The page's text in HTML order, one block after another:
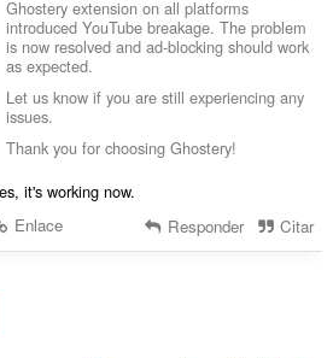
Ghostery extension on all platforms
introduced YouTube breakage. The problem
is now resolved and ad-blocking should work
as expected.
Let us know if you are still experiencing any
issues.
Thank you for choosing Ghostery!
it's working now.
Enlace
Responder Citar